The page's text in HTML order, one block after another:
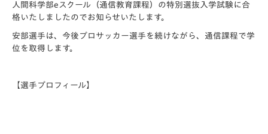
人間科学部eスクール（通信教育課程）の特別選抜入学試験に合
格いたしましたのでお知らせいたします。
安部選手は、今後プロサッカー選手を続けながら、通信課程で学
位を取得します。
【選手プロフィール】